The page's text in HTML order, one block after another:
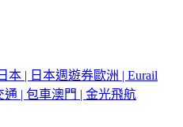
日本 | 日本週遊券歐洲 | Eurail
通 | 包車澳門 | 金光飛航